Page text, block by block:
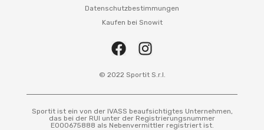
Datenschutzbestimmungen
Kaufen bei Snowit
© 2022 Sportit S.r.l.
Sportit ist ein von der IVASS beaufsichtigtes Unternehmen,
das bei der RUI unter der Registrierungsnummer
E000675888 als Nebenvermittler registriert ist.